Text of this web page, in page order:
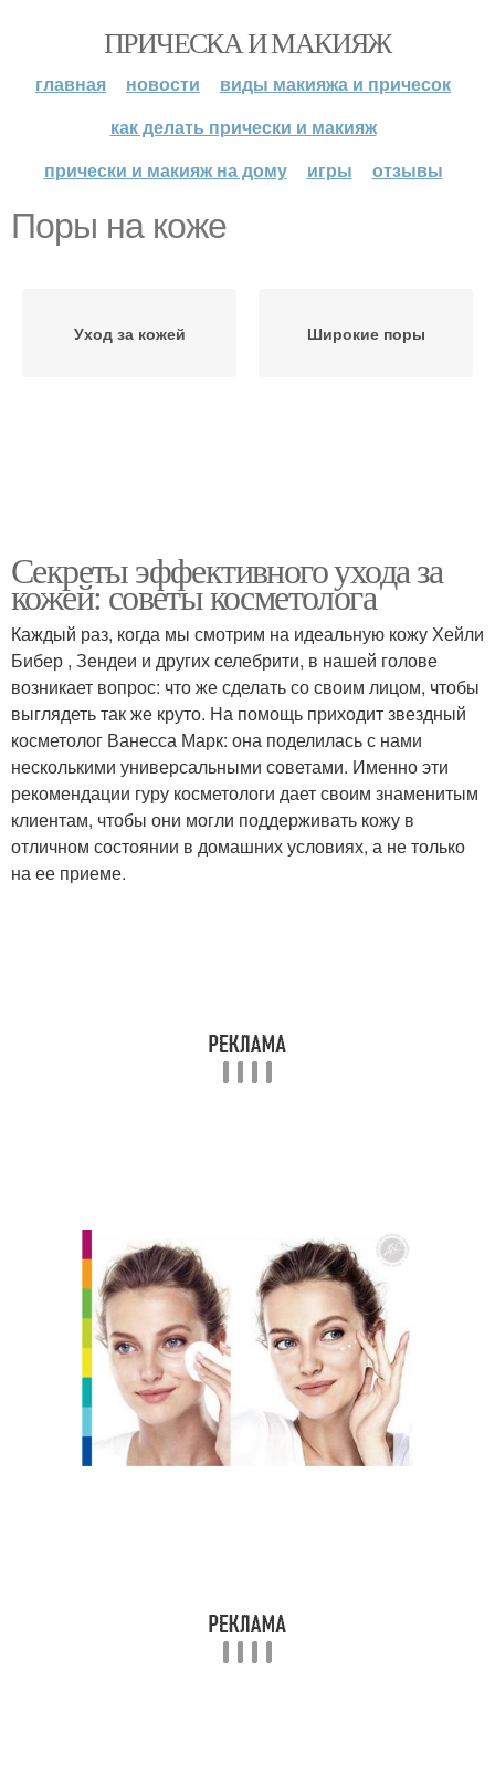
ПРИЧЕСКА И МАКИЯЖ
главная новости
виды макияжа и причесок
как делать прически и макияж
прически и макияж на дому
игры отзывы
Поры на коже
Уход за кожей Широкие поры
Секреты эффективного ухода за
кожей: советы косметолога
Каждый раз, когда мы смотрим на идеальную кожу Хейли
Бибер , Зендеи и других селебрити, в нашей голове
возникает вопрос: что же сделать со своим лицом, чтобы
выглядеть так же круто. На помощь приходит звездный
косметолог Ванесса Марк: она поделилась с нами
несколькими универсальными советами. Именно эти
рекомендации гуру косметологи дает своим знаменитым
клиентам, чтобы они могли поддерживать кожу в
отличном состоянии в домашних условиях, а не только
на ее приеме.